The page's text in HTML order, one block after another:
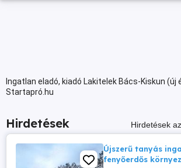
Ingatlan eladó, kiadó Lakitelek Bács-Kiskun (új
Startapró.hu
Hirdetések Hirdetések
Újszerű tanyás
fenyőerdős